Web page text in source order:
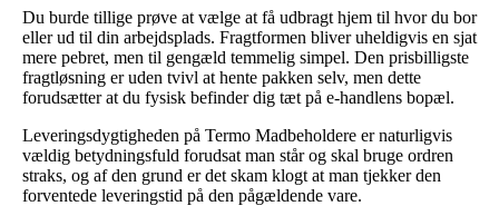
Du burde tillige prøve at vælge at få udbragt hjem til hvor du bor
eller ud til din arbejdsplads. Fragtformen bliver uheldigvis en sjat
mere pebret, men til gengæld temmelig simpel. Den prisbilligste
fragtløsning er uden tvivl at hente pakken selv, men dette
forudsætter at du fysisk befinder dig tæt på e-handlens bopæl.
Leveringsdygtigheden på Termo Madbeholdere er naturligvis
vældig betydningsfuld forudsat man står og skal bruge ordren
straks, og af den grund er det skam klogt at man tjekker den
forventede leveringstid på den pågældende vare.